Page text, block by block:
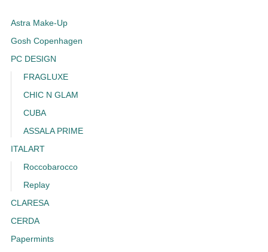
Astra Make-Up
Gosh Copenhagen
PC DESIGN
FRAGLUXE
CHIC N GLAM
CUBA
ASSALA PRIME
ITALART
Roccobarocco
Replay
CLARESA
CERDA
Papermints